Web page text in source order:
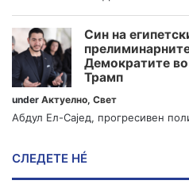
Син на
Демократите
Трамп
under Актуелно, Свет
Абдул Ел-Сајед, прогресивен
СЛЕДЕТЕ НÉ